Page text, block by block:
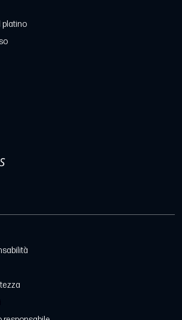
platino